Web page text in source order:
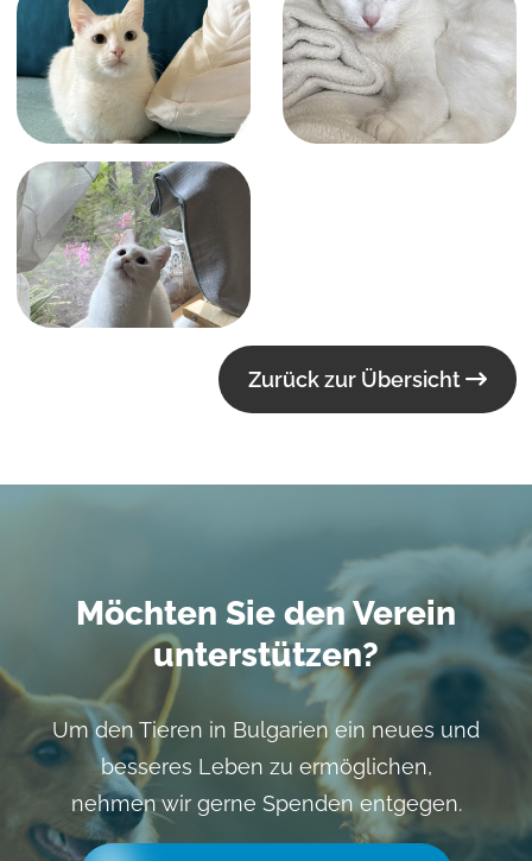
Zurück zur Übersicht
Möchten Sie den Verein
unterstützen?
Um den Tieren in Bulgarien ein neues und
besseres Leben zu ermöglichen,
nehmen wir gerne Spenden entgegen.